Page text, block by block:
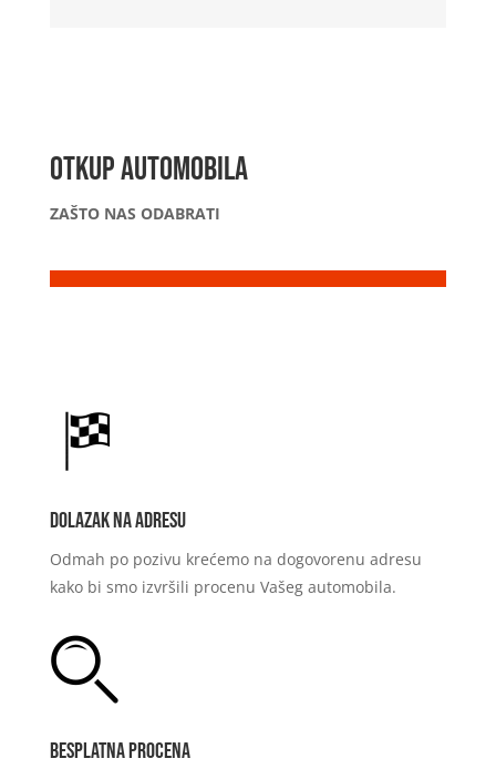
OTKUP AUTOMOBILA
ZAŠTO NAS ODABRATI
Dolazak na adresu
Odmah po pozivu krećemo na dogovorenu adresu
kako bi smo izvršili procenu Vašeg automobila.
Besplatna procena